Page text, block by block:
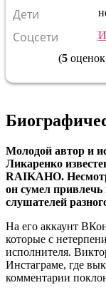
Дети
Соцсети
(5
Молодой автор и
Ликаренко
RAIKAHO.
он сумел привлечь
слушателей
На его аккаунт
которые с
исполнителя.
Инстаграме, где
комментарии